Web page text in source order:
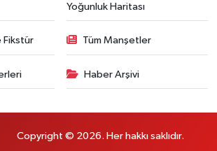
Yoğunluk Haritası
Fikstür Tüm Manşetler
Haber Arşivi
Copyright © 2026. Her hakkı saklıdır.